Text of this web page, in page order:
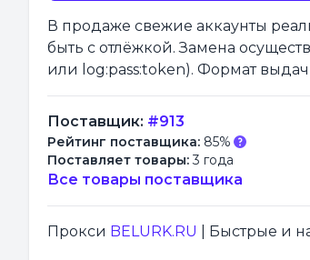
В продаже свежие аккаунты
быть с отлёжкой. Замена
или log:pass:token). Формат
Поставщик: #913
Рейтинг поставщика: 85%
Поставляет товары:3 года
Все товары поставщика
Прокси BELURK.RU | Быстрые и